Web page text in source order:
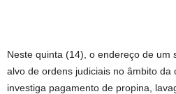
Neste quinta (14), o endereço de um
alvo de ordens judiciais no âmbito da
investiga pagamento de propina,